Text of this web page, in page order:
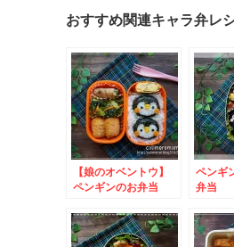
おすすめ関連キャラ弁レ
【娘のオベントウ】
ペンギンのお弁当
ペンギ
弁当